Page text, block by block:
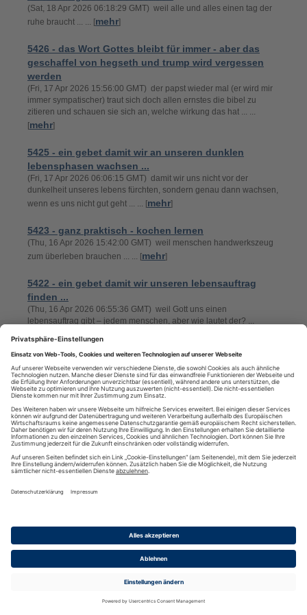
(Sat, 18 Apr 2026 06:18:29 GMT) weil alle und alles einen tag der
ruhe braucht ... ... [mehr]
5426 - das Wort Gottes bleibt für immer - aber das
geschaffel von hegseth und trump wird vergessen
werden
(Fri, 17 Apr 2026 15:56:00 GMT) der papst wieder mal (er wird mir
immer sympatischer) traut sich doch allen ernstes die bibel zu
zitieren und schauen sie sich an, welche wirkung das hat ... ...
[mehr]
5425 - ein gebet damit wir an unseren dunklen
lebensphasen wachsen ...
(Fri, 17 Apr 2026 06:06:15 GMT) damit wir uns nicht vor der
dunkelheit unseres lebens fürchten, sondern genau dann wachsen,
wenn es uns nicht gut geht ... ... [mehr]
5423 - ganz praktisch - kochen lernen
(Thu, 16 Apr 2026 15:42:00 GMT) weil menschen handwerkszeug
zum überleben brauchen ... ... [mehr]
5422 - ein gebet damit wir unseren lebensauftrag
finden ...
(Thu, 16 Apr 2026 06:55:36 GMT) weil Gott uns einen
lebensauftrag gibt – jedem menschen, aber wie lautet der? ...
[ mehr
5421 - j d vance belehrt den papst ...
(Wed, 15 Apr 2026 15:09:18 GMT) wenn man selbst einer r.k. sekte
angehört sollte man den bischof von rom nicht belehren ... ...
[mehr]
5420 - ein gebet, damit wir Gott im sanften finden ...
(Wed, 15 Apr 2026 06:14:10 GMT) je größer der druck unter dem
wir stehen – je lauter das geschrei rings um uns, desto größer ist
die gefahr, dass wir Gott überhören, denn Gott ist im leisen und
feinen ... (1. könige 19,12) ... [mehr
china und den usa ... ... [mehr]
5417 - ein gebet aus dankbarkeit für unsere freunde
(Tue, 14 Apr 2026 06:05:19 GMT) danke, dass wir freunde haben
dürfen – verlässliche menschen, mit denen wir durch unser leben